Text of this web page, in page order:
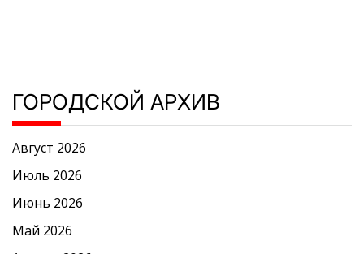
ГОРОДСКОЙ АРХИВ
Август 2026
Июль 2026
Июнь 2026
Май 2026